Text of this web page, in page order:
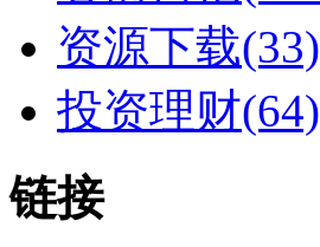
资源下载(33)
投资理财(64)
链接